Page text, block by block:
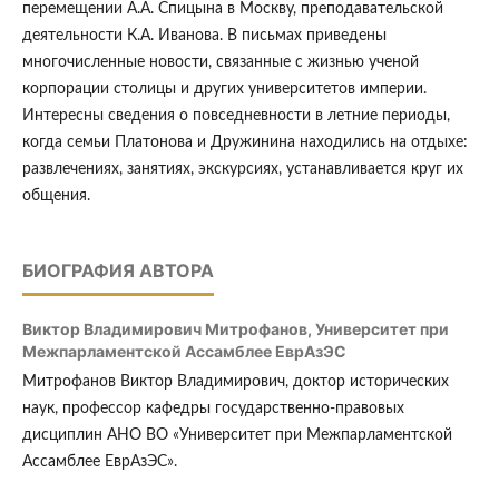
перемещении А.А. Спицына в Москву, преподавательской
деятельности К.А. Иванова. В письмах приведены
многочисленные новости, связанные с жизнью ученой
корпорации столицы и других университетов империи.
Интересны сведения о повседневности в летние периоды,
когда семьи Платонова и Дружинина находились на отдыхе:
развлечениях, занятиях, экскурсиях, устанавливается круг их
общения.
БИОГРАФИЯ АВТОРА
Виктор Владимирович Митрофанов, Университет при
Межпарламентской Ассамблее ЕврАзЭС
Митрофанов Виктор Владимирович, доктор исторических
наук, профессор кафедры государственно-правовых
дисциплин АНО ВО «Университет при Межпарламентской
Ассамблее ЕврАзЭС».